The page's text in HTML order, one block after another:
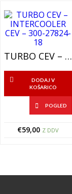
TURBO CEV – INTERCOOLER CEV – 301-27824-18
DODAJ V
KOŠARICO
POGLED
€59,00 Z DDV